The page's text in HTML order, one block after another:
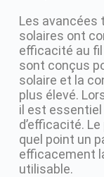
Les avancées
solaires ont
efficacité au fil
sont conçus
solaire et la
plus élevé.
il est
d’efficacité.
quel point un
efficacement
utilisable.